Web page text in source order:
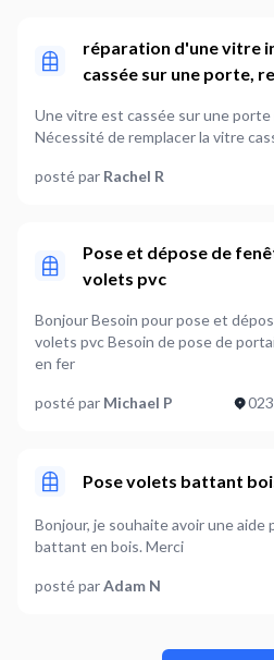
réparation d'une vitre
cassée sur une porte,
Une vitre est cassée sur une porte
Nécessité de remplacer la vitre
posté par Rachel R
Pose et dépose de
volets pvc
Bonjour Besoin pour pose et dépose de 3 fenêtres avec
volets pvc Besoin de pose de portail pvc et dépose de portail
en fer
posté par Michael P
Pose volets battant
Bonjour, je souhaite avoir une aide
battant en bois. Merci
posté parAdam N